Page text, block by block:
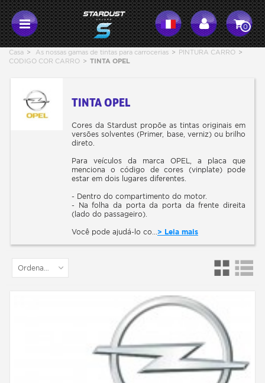
0
Casa > As nossas gamas de tintas para carrocerias > PINTURA CARRO >
CODIGO COR CARRO > TINTA OPEL
TINTA OPEL
Cores da Stardust propõe as tintas originais em
versões solventes (Primer, base, verniz) ou brilho
direto.
Para veículos da marca OPEL, a placa que
menciona o código de cores (vinplate) pode
estar em dois lugares diferentes.
- Dentro do compartimento do motor.
- Na folha da porta da porta da frente direita
(lado do passageiro).
Você pode ajudá-lo co...> Leia mais
Ordenar por